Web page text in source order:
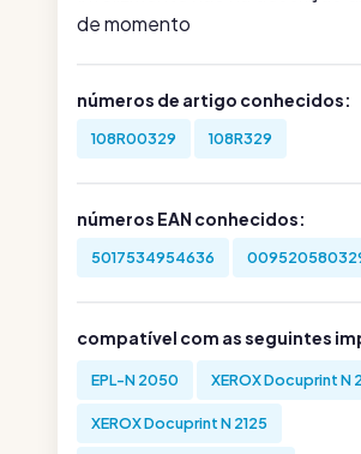
de momento
números de artigo conhecidos:
108R00329 108R329
números EAN conhecidos:
5017534954636
compatível com as seguintes
EPL-N 2050 XEROX Docuprint N
XEROX Docuprint N 2125